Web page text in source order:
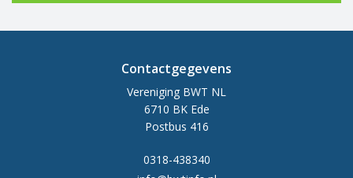
Contactgegevens
Vereniging BWT NL
6710 BK Ede
Postbus 416
0318-438340